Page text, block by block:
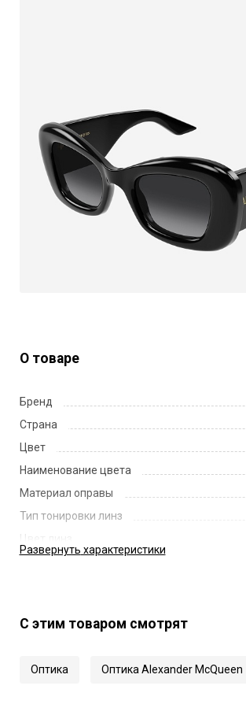
О товаре
Бренд
Страна
Цвет
Наименование цвета
Материал оправы
Тип тонировки линз
Цвет линз
Длина заушника
Артикул
Развернуть характеристики
С этим товаром смотрят
Оптика Оптика Alexander McQueen